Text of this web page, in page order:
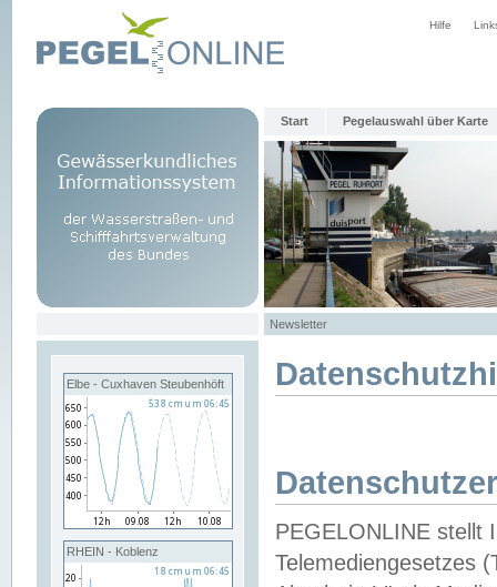
Hilfe
Start Pegelauswahl über Karte
Newsletter
Elbe - Cuxhaven Steubenhöft
RHEIN - Koblenz
PEGELONLINE stellt
Telemediengesetzes